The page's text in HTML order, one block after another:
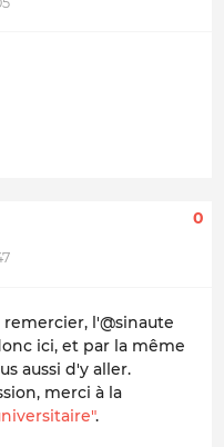
0
l'@sinaute
ici, et par la même
aussi d'y aller.
merci à la
.